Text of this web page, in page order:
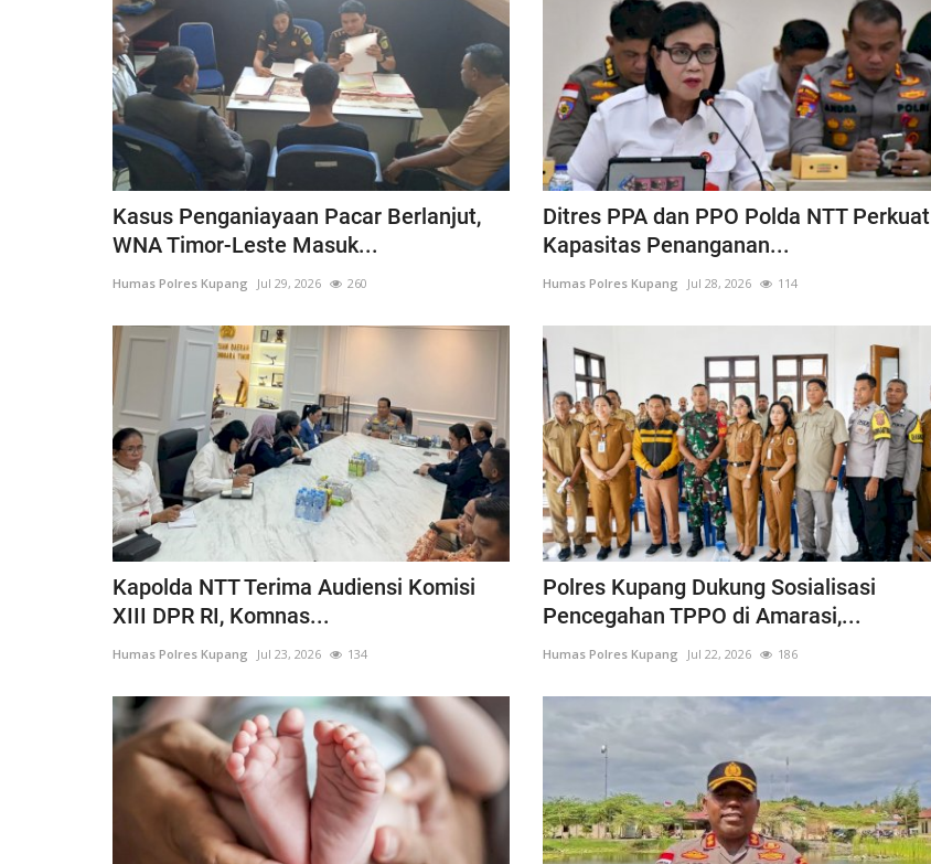
Kasus Penganiayaan Pacar Berlanjut,
WNA Timor-Leste Masuk...
Humas Polres Kupang Jul 29, 2026 260
Ditres PPA dan PPO Polda NTT Perkuat
Kapasitas Penanganan...
Humas Polres Kupang Jul 28, 2026 114
Kapolda NTT Terima Audiensi Komisi
XIII DPR RI, Komnas...
Humas Polres Kupang Jul 23, 2026 134
Polres Kupang Dukung Sosialisasi
Pencegahan TPPO di Amarasi,...
Humas Polres Kupang Jul 22, 2026 186